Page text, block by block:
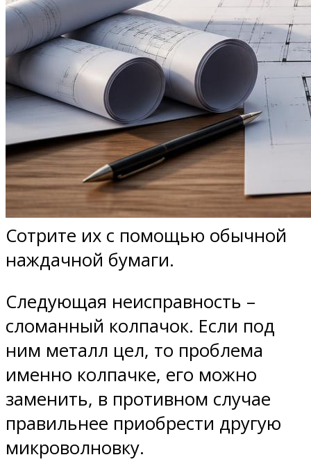
Сотрите их с помощью обычной
наждачной бумаги.
Следующая неисправность –
сломанный колпачок. Если под
ним металл цел, то проблема
именно колпачке, его можно
заменить, в противном случае
правильнее приобрести другую
микроволновку.